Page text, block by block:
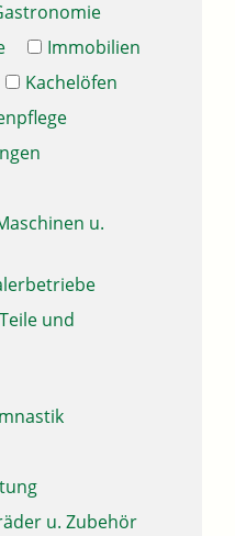
Immobilien
Kachelöfen
u.
und
u. Zubehör